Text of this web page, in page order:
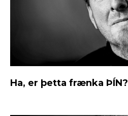
Ha, er þetta frænka ÞÍN?